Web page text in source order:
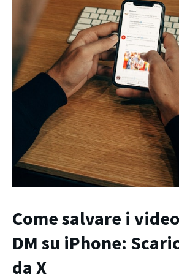
Come salvare i
DM su iPhone:
da X